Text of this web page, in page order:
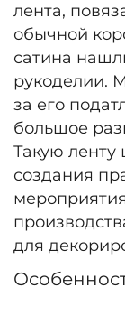
лента,
обычной
сатина
рукоделии.
за его
большое
Такую ленту
создания
для